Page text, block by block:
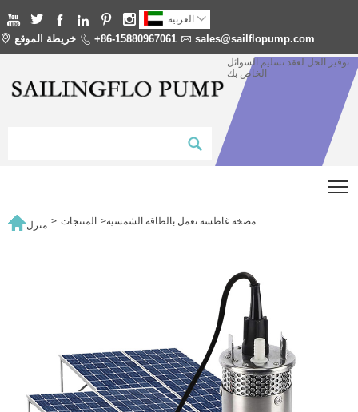
      العربية 
 خريطة الموقع  +86-15880967061  sales@sailflopump.com
توفير الحل لعقد تسليم السوائل
الخاص بك
منزل > المنتجات >مضخة غاطسة تعمل بالطاقة الشمسية